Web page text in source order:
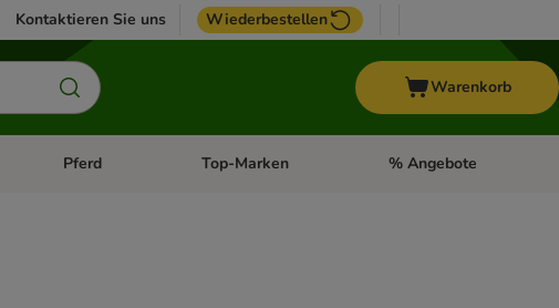
Kontaktieren Sie uns Wiederbestellen
Warenkorb
öffnen: Fisch
Kategorie-Menü öffnen: Vogel
Pferd Kategorie-Menü öffnen: Pferd
Top-Marken Kategorie-Menü öffnen:
% Angebote